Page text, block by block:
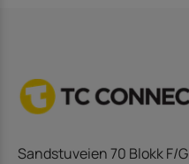
Sandstuveien 70 Blokk F/G